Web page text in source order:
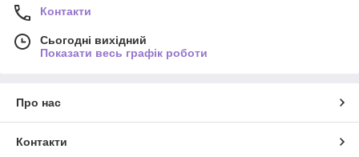
Контакти
Сьогодні вихідний
Показати весь графік роботи
Про нас
Контакти